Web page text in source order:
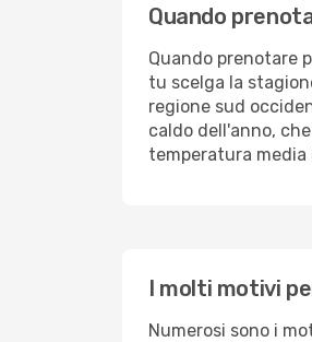
Quando
Quando prenotare
tu scelga la
regione sud
caldo dell'anno,
temperatura
I molti motivi
Numerosi sono i